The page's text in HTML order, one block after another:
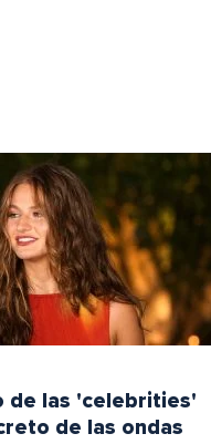
de las 'celebrities'
de las ondas